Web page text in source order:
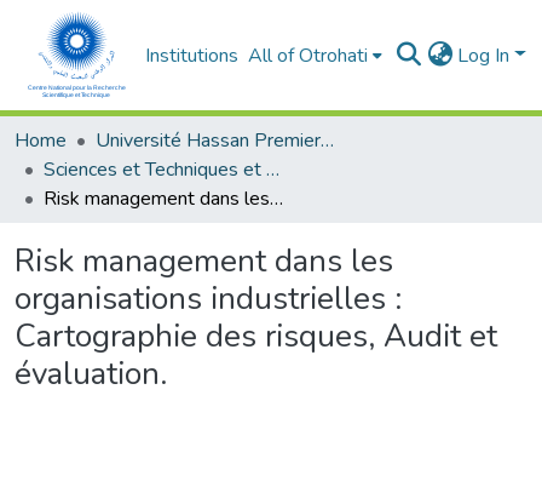
Institutions All of Otrohati Log In
Home
Université Hassan Premier- Settat
Sciences et Techniques et Sciences Médicales
Risk management dans les organisations industrielles : Cartographie des risques, Audit et évaluation.
Risk management dans les
organisations industrielles :
Cartographie des risques, Audit et
évaluation.